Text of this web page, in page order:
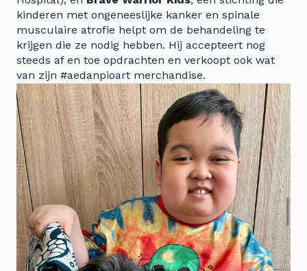
kinderen met ongeneeslijke kanker en spinale
musculaire atrofie helpt om de behandeling te
krijgen die ze nodig hebben. Hij accepteert nog
steeds af en toe opdrachten en verkoopt ook wat
van zijn #aedanpioart merchandise.